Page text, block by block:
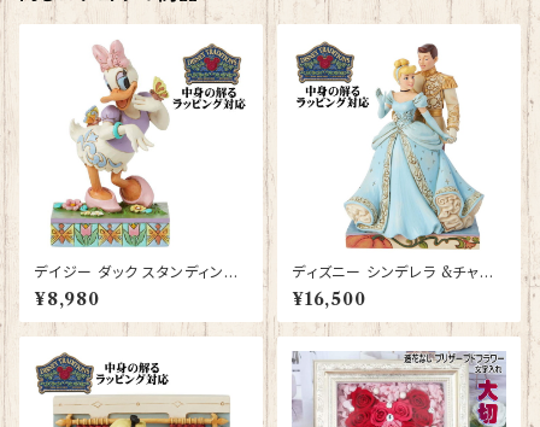
トック サーフィン 車
デイジー ダック スタンディング
ポーズフィギュア プレゼント ギ
フト グッズ 誕生日プレゼント 人
形 置物 ジムショア グッズ Disn
い お祝い 結婚記念日 JIM SH
ORE ディズニーランド ディズニ
ーシー ディズニーワールド ディ
ズニー
¥8,980
ディズニー シンデレラ &チャー
ミング王子 フィギュア プレゼン
ト ギフト グッズ 誕生日 人形 置
物 ジムショア グッズ Disney T
暦祝い お祝い 結婚記念日 JIM
SHORE ディズニーランド ディ
ズニーシー ディズニーワールド
¥16,500